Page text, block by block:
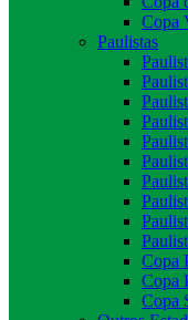
Copa
Paulistas
Copa
Copa
Copa